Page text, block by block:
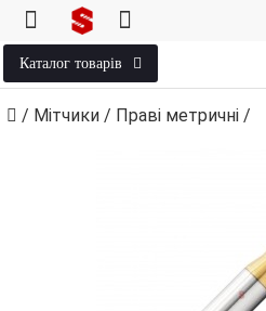
Каталог товарів
/ Мітчики / Праві метричні /